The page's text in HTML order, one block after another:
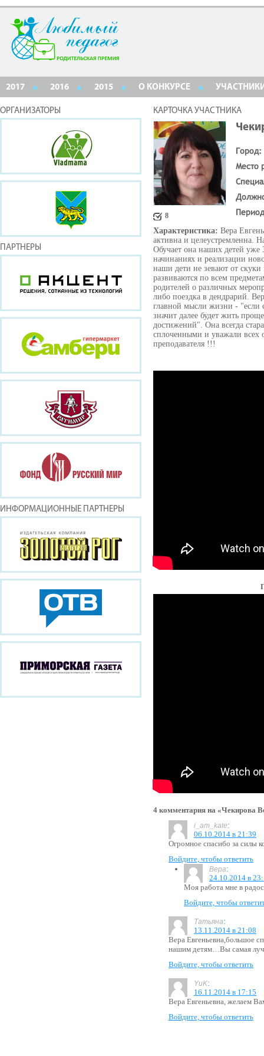
2017 2016 2015 О КОНКУРСЕ
ОРГАНИЗАТОРЫ
ПАРТНЕРЫ
ИНФОРМАЦИОННЫЕ ПАРТНЕРЫ
КАРТОЧКА УЧАСТНИКА
8
Город:
Место
Характеристика: Вера
активна и целеустремленна.
Обучает она наших детей
начинаниях и реализации
наши дети не зевают от
развиваются по всем
родителей о различных
либо поездка в дендрарий.
главной мысли жизни - "если
значит далее будет жить
достижений". Она всегда
сплоченными и уважали
преподавателя !!!
4 комментария на «Чекирова
i_am_kate:
06.10.2014 в 21:39
Огромное спасибо за силы
Войдите, чтобы ответить
Вера:
24.10.2014 в
Моя работа мне в
Войдите, чтобы
Татьяна:
13.11.2014 в 21:08
Вера Евгеньевна,большое
нашим детям…Вы самая
Войдите, чтобы ответить
YuK:
16.11.2014 в 17:15
Вера Евгеньевна, желаем
Войдите, чтобы ответить